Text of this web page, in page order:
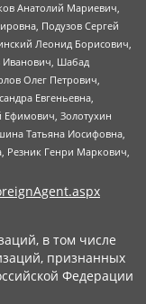
Анатолий Мариевич,
Подузов Сергей
Леонид Борисович,
Иванович, Шабад
Олег Петрович,
Евгеньевна,
Золотухин
Татьяна Иосифовна,
Резник Генри Маркович,
в том числе
признанных
Федерации